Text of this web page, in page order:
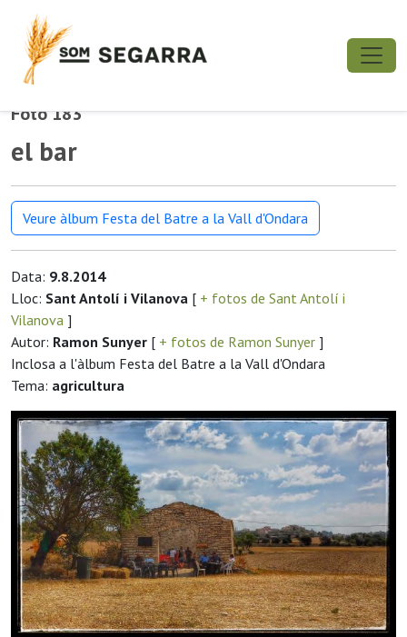
Foto 183
el bar
Veure àlbum Festa del Batre a la Vall d'Ondara
Data: 9.8.2014
Lloc: Sant Antolí i Vilanova [ + fotos de Sant Antolí i
Vilanova ]
Autor: Ramon Sunyer [ + fotos de Ramon Sunyer ]
Inclosa a l'àlbum Festa del Batre a la Vall d'Ondara
Tema: agricultura